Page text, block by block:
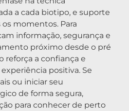
a cada biotipo, e suporte
momentos. Para
informação, segurança e
próximo desde o pré
reforça a confiança e
positiva. Se
ou iniciar seu
de forma segura,
para conhecer de perto